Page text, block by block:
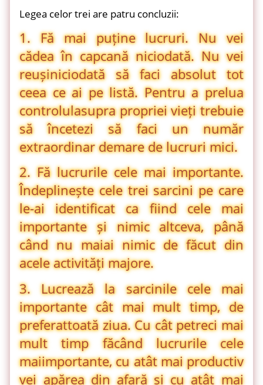
Legea celor trei are patru concluzii:
1. Fă mai puține lucruri. Nu vei
cădea în capcană niciodată. Nu vei
reușiniciodată să faci absolut tot
ceea ce ai pe listă. Pentru a prelua
controlulasupra propriei vieți trebuie
să încetezi să faci un număr
extraordinar demare de lucruri mici.
2. Fă lucrurile cele mai importante.
Îndeplinește cele trei sarcini pe care
le-ai identificat ca fiind cele mai
importante și nimic altceva, până
când nu maiai nimic de făcut din
acele activități majore.
3. Lucrează la sarcinile cele mai
importante cât mai mult timp, de
preferattoată ziua. Cu cât petreci mai
mult timp făcând lucrurile cele
maiimportante, cu atât mai productiv
vei apărea din afară și cu atât mai